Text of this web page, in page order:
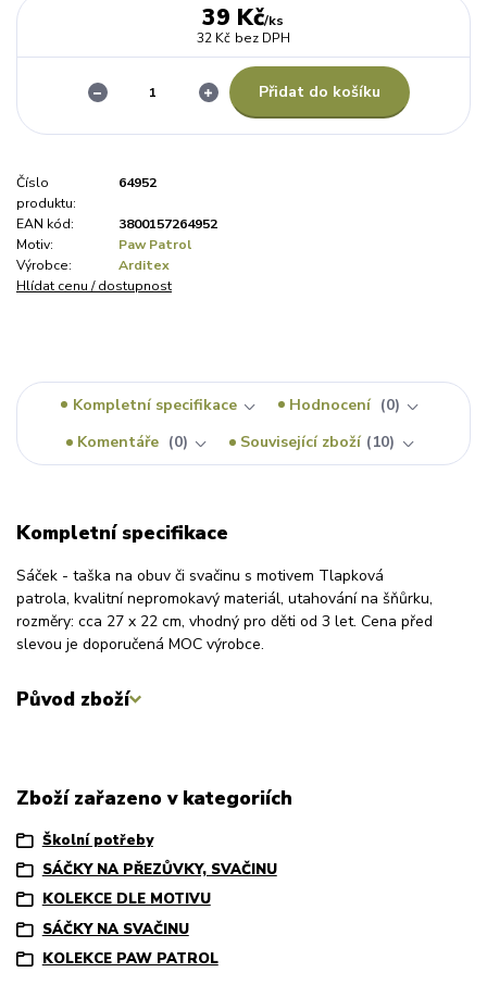
39 Kč/ks
32 Kč bez DPH
Přidat do košíku
Číslo
produktu:
64952
EAN kód:
3800157264952
Motiv:
Paw Patrol
Výrobce:
Arditex
Hlídat cenu / dostupnost
Kompletní specifikace Hodnocení
0
Komentáře
0 Související zboží 10
Kompletní specifikace
Sáček - taška na obuv či svačinu s motivem Tlapková
patrola, kvalitní nepromokavý materiál, utahování na šňůrku,
rozměry: cca 27 x 22 cm, vhodný pro děti od 3 let. Cena před
slevou je doporučená MOC výrobce.
Původ zboží
Zboží zařazeno v kategoriích
Školní potřeby
SÁČKY NA PŘEZŮVKY, SVAČINU
KOLEKCE DLE MOTIVU
SÁČKY NA SVAČINU
KOLEKCE PAW PATROL